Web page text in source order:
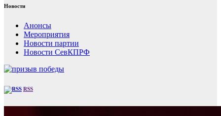
Новости
Анонсы
Мероприятия
Новости партии
Новости СевКПРФ
RSS